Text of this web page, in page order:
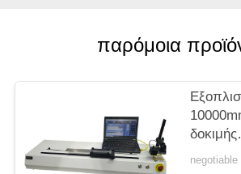
παρόμοια
δοκιμής